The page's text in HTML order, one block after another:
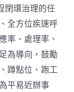
閉環治理的任
全方位疾速呼
率、處理率、
為導向，鼓勵
蹲點位、跑工
平易近辦事